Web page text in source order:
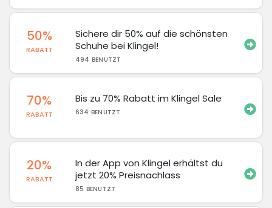
50%
RABATT
Sichere dir 50% auf die schönsten
Schuhe bei Klingel!
494 BENUTZT
70%
RABATT
Bis zu 70% Rabatt im Klingel Sale
634 BENUTZT
20%
RABATT
In der App von Klingel erhältst du
jetzt 20% Preisnachlass
85 BENUTZT